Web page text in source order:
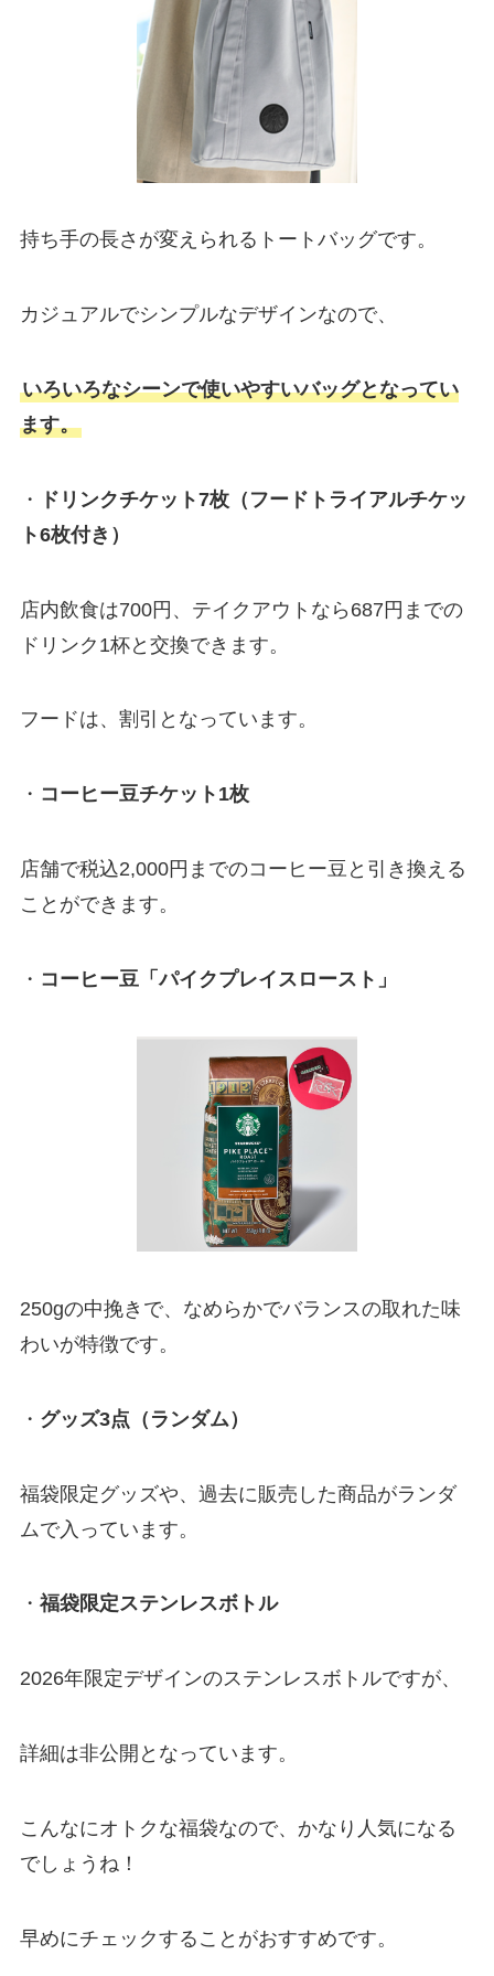
持ち手の長さが変えられるトートバッグです。
カジュアルでシンプルなデザインなので、
いろいろなシーンで使いやすいバッグとなってい
ます。
・
ドリンクチケット7枚（フードトライアルチケッ
ト6枚付き）
店内飲食は700円、テイクアウトなら687円までの
ドリンク1杯と交換できます。
フードは、割引となっています。
・ コーヒー豆チケット1枚
店舗で税込2,000円までのコーヒー豆と引き換える
ことができます。
・ コーヒー豆「パイクプレイスロースト」
250gの中挽きで、なめらかでバランスの取れた味
わいが特徴です。
・ グッズ3点（ランダム）
福袋限定グッズや、過去に販売した商品がランダ
ムで入っています。
・ 福袋限定ステンレスボトル
2026年限定デザインのステンレスボトルですが、
詳細は非公開となっています。
こんなにオトクな福袋なので、かなり人気になる
でしょうね！
早めにチェックすることがおすすめです。